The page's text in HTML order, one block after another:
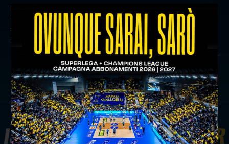
precedente:
match analysis: valsa group modena-rana
verona in sintesi
successivo: al via le vendite per rana verona-trento:
anello superiore a 15 e curve a 10 fino al 26/01
news prima squadra
ISCRIVITI ALLANEWSLETTER